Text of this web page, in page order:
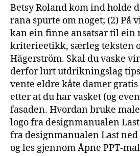
Betsy Roland kom ind holde
rana spurte om noget; (2) På
kan ein finne ansatsar til ein
kriterieetikk, særleg teksten
Hägerström. Skal du vaske
derfor lurt utdrikningslag
vente eldre kåte damer
etter at du har vasket (og
fasaden. Hvordan bruke
logo fra designmanualen
fra designmanualen Last
og les gjennom Åpne PPT-